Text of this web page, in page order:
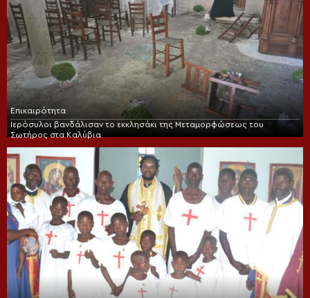
Επικαιρότητα
Ιερόσυλοι βανδάλισαν το εκκλησάκι της Μεταμορφώσεως του
Σωτήρος στα Καλύβια